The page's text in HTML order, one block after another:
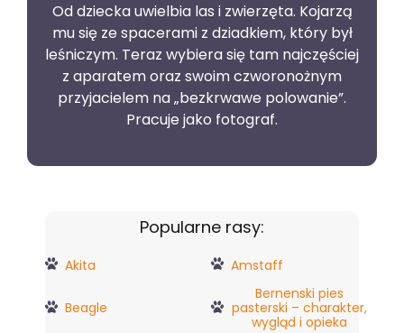
Od dziecka uwielbia las i zwierzęta. Kojarzą
mu się ze spacerami z dziadkiem, który był
leśniczym. Teraz wybiera się tam najczęściej
z aparatem oraz swoim czworonożnym
przyjacielem na „bezkrwawe polowanie”.
Pracuje jako fotograf.
Popularne rasy:
Akita Amstaff
Beagle
Bernenski pies
pasterski – charakter,
wygląd i opieka